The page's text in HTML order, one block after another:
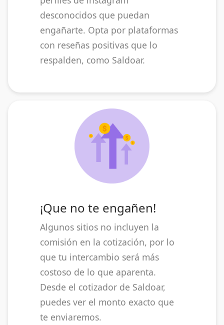
desconocidos que puedan
engañarte. Opta por plataformas
con reseñas positivas que lo
respalden, como Saldoar.
¡Que no te engañen!
Algunos sitios no incluyen la
comisión en la cotización, por lo
que tu intercambio será más
costoso de lo que aparenta.
Desde el cotizador de Saldoar,
puedes ver el monto exacto que
te enviaremos.